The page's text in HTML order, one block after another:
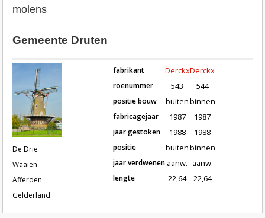
molens
Gemeente Druten
De Drie
Waaien
Afferden
Gelderland
Roeden van molen De Drie
fabrikant
roenummer
positie bouw
fabricagejaar
jaar gestoken
positie
jaar verdwenen
lengte
Derckx
543
buiten
1987
1988
buiten
aanw.
22,64
Derckx
544
binnen
1987
1988
binnen
aanw.
22,64